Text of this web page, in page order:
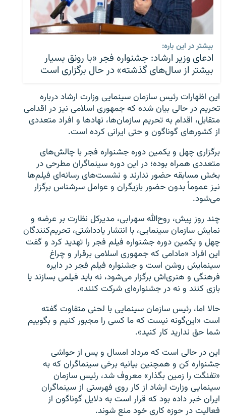
بیشتر در این باره:
ادعای وزیر ارشاد: جشنواره فجر «با رونق بسیار
بیشتر از سال‌های گذشته» در حال برگزاری است
این اظهارات رئیس سازمان سینمایی وزارت ارشاد درباره
تحریم در حالی بیان شده که جمهوری اسلامی نیز در اقدامی
متقابل، اقدام به تحریم سازمان‌ها،‌ نهادها و افراد متعددی
از کشورهای گوناگون و حتی ایرانی کرده است.
برگزاری چهل و یکمین دوره جشنواره فجر با چالش‌های
متعددی همراه بوده؛ در این دوره سینماگران مطرحی در
بخش مسابقه حضور ندارند و نشست‌های رسانه‌ای فیلم‌ها
نیز عموماً بدون حضور بازیگران و عوامل سرشناس برگزار
می‌شود.
چند روز پیش،‌ روح‌الله سهرابی، مدیرکل نظارت بر عرضه و
نمایش سازمان سینمایی، با انتشار یادداشتی، تحریم‌کنندگان
چهل و یکمین دوره جشنواره فیلم فجر را تهدید کرد و گفت
این افراد «مادامی که جمهوری اسلامی برقرار و چراغ
سینمایش روشن است و جشنواره فیلم فجر در دایره
فرهنگی و هنری‌اش برگزار می‌شود، نه باید فیلمی بسازند یا
بازی کنند و نه در جشنواره‌ای شرکت کنند».
حالا اما، ‌رئیس سازمان سینمایی با لحنی متفاوت گفته
است «این‌گونه نیست که ما کسی را مجبور کنیم و بگوییم
شما حق ندارید کار کنید».
این در حالی است که مرداد امسال و پس از حواشی
جشنواره کن و همچنین بیانیه برخی سینماگران که به
«تفنگت را زمین بگذار» معروف شد، رئیس سازمان
سینمایی وزارت ارشاد از کار روی فهرستی از سینماگران
ایران خبر داده بود که قرار است به‌‌ دلایل گوناگون از
فعالیت در حوزه کاری خود منع شوند.